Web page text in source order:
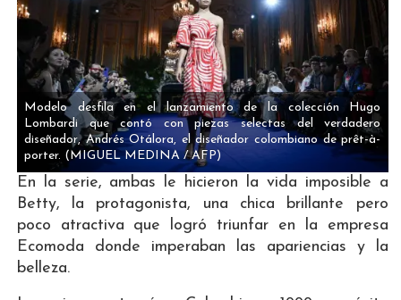
Modelo desfila en el lanzamiento de la colección Hugo
Lombardi que contó con piezas selectas del verdadero
diseñador, Andrés Otálora, el diseñador colombiano de prêt-à-
porter. (MIGUEL MEDINA / AFP)
En la serie, ambas le hicieron la vida imposible a
Betty, la protagonista, una chica brillante pero
poco atractiva que logró triunfar en la empresa
Ecomoda donde imperaban las apariencias y la
belleza.